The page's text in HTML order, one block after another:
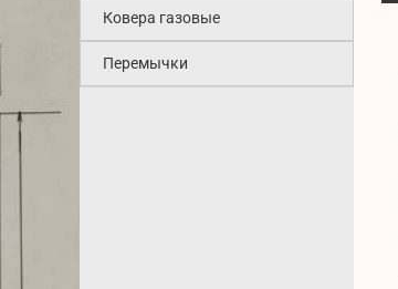
Ковера газовые
Перемычки